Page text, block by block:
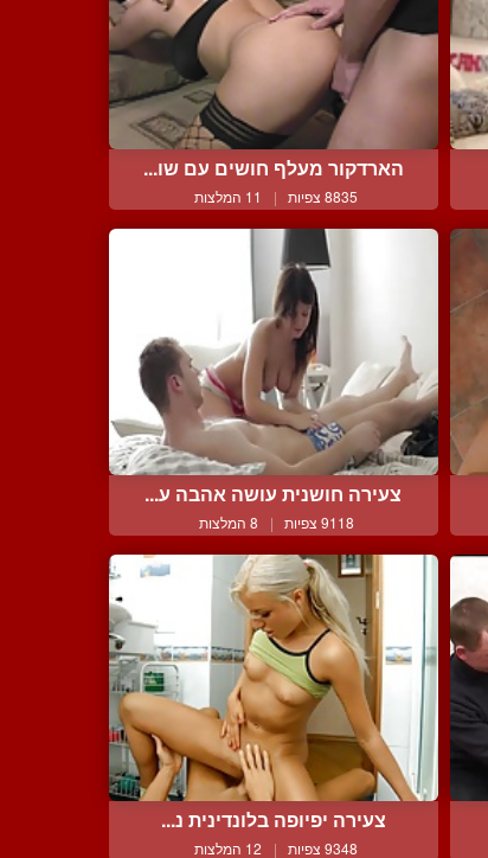
הארדקור מעלף חושים עם שו...
8835 צפיות | 11 המלצות
צעירה חושנית עושה אהבה ע...
9118 צפיות | 8 המלצות
צעירה יפיופה בלונדינית נ...
9348 צפיות | 12 המלצות